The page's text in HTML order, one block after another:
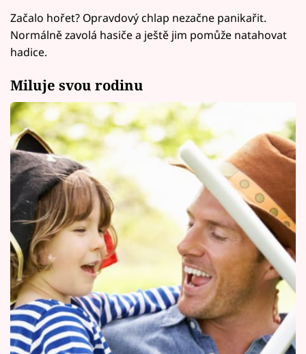
Začalo hořet? Opravdový chlap nezačne panikařit.
Normálně zavolá hasiče a ještě jim pomůže natahovat
hadice.
Miluje svou rodinu